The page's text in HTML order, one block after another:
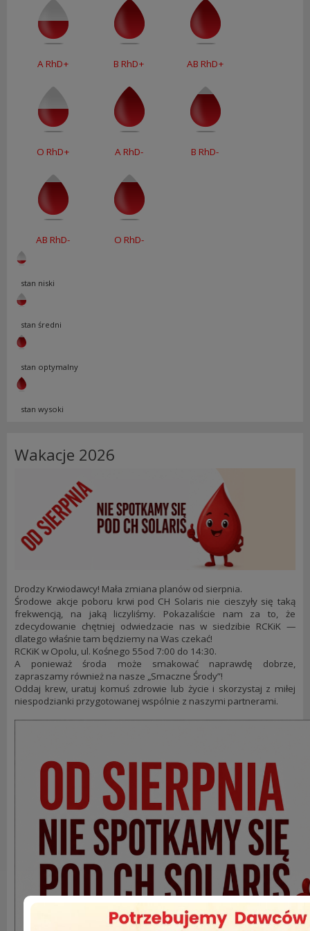
A RhD+ B RhD+ AB RhD+
O RhD+ A RhD- B RhD-
AB RhD- O RhD-
stan niski
stan średni
stan optymalny
stan wysoki
Wakacje 2026
Drodzy Krwiodawcy! Mała zmiana planów od sierpnia.
Środowe akcje poboru krwi pod CH Solaris nie cieszyły się taką
frekwencją, na jaką liczyliśmy. Pokazaliście nam za to, że
zdecydowanie chętniej odwiedzacie nas w siedzibie RCKiK —
dlatego właśnie tam będziemy na Was czekać!
RCKiK w Opolu, ul. Kośnego 55od 7:00 do 14:30.
A ponieważ środa może smakować naprawdę dobrze,
zapraszamy również na nasze „Smaczne Środy”!
Oddaj krew, uratuj komuś zdrowie lub życie i skorzystaj z miłej
niespodzianki przygotowanej wspólnie z naszymi partnerami.